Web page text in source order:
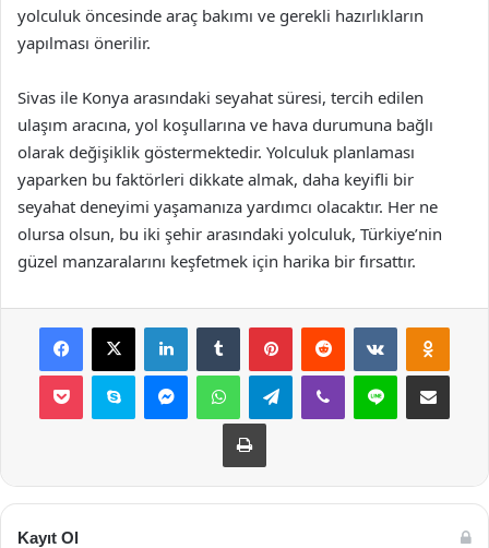
yolculuk öncesinde araç bakımı ve gerekli hazırlıkların
yapılması önerilir.
Sivas ile Konya arasındaki seyahat süresi, tercih edilen
ulaşım aracına, yol koşullarına ve hava durumuna bağlı
olarak değişiklik göstermektedir. Yolculuk planlaması
yaparken bu faktörleri dikkate almak, daha keyifli bir
seyahat deneyimi yaşamanıza yardımcı olacaktır. Her ne
olursa olsun, bu iki şehir arasındaki yolculuk, Türkiye’nin
güzel manzaralarını keşfetmek için harika bir fırsattır.
Facebook
X LinkedInTumblr PinterestReddit VKontakte
Pocket Skype MessengerWhatsAppTelegramViber Line E-Posta ile
Yazdır
Kayıt Ol